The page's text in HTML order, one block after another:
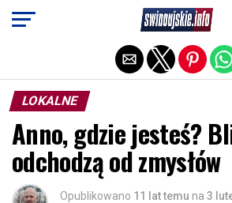
LOKALNE
Anno, gdzie jesteś?
odchodzą od zmysłów
Opublikowano 11 lat temu na 3
Exit mobile version